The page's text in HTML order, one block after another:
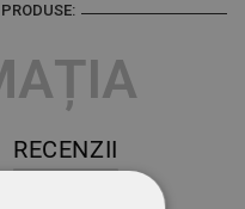
RECENZII